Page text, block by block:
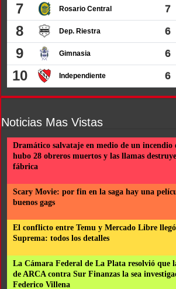
Noticias Mas Vistas
Dramático salvataje en medio de un incendio
hubo 28 obreros muertos y las llamas
fábrica
Scary Movie: por fin en la saga hay una
buenos gags
El conflicto entre Temu y Mercado Libre
Suprema: todos los detalles
La Cámara Federal de La Plata resolvió que
de ARCA contra Sur Finanzas la sea
Federico Villena